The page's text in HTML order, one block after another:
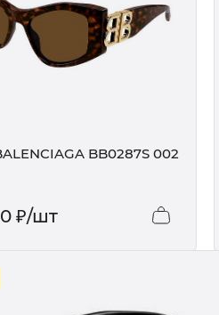
BB0287S 002
₽/шт